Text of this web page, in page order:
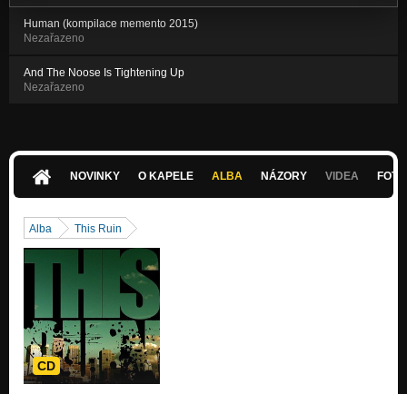
Human (kompilace memento 2015)
Nezařazeno
And The Noose Is Tightening Up
Nezařazeno
NOVINKY O KAPELE ALBA NÁZORY VIDEA
Alba This Ruin
CD